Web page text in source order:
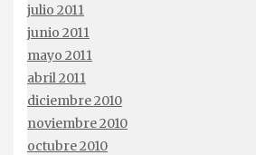
julio 2011
junio 2011
mayo 2011
abril 2011
diciembre 2010
noviembre 2010
octubre 2010